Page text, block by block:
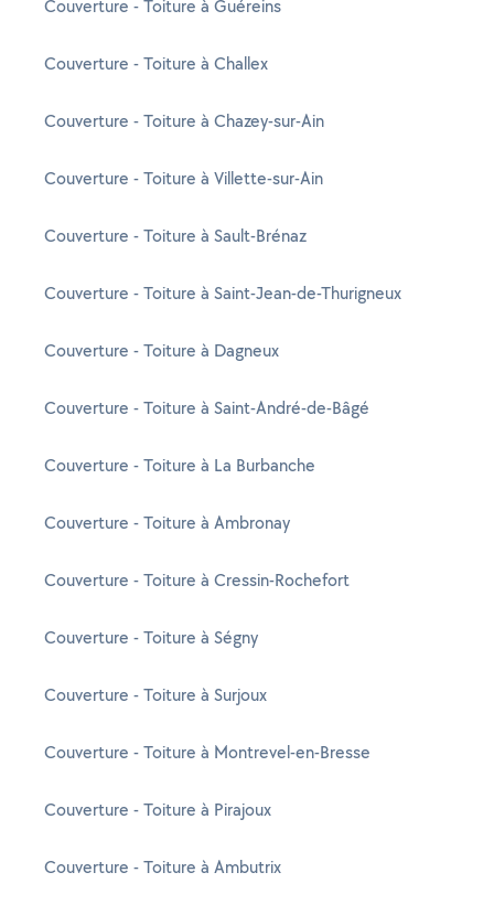
Couverture - Toiture à Guéreins
Couverture - Toiture à Challex
Couverture - Toiture à Chazey-sur-Ain
Couverture - Toiture à Villette-sur-Ain
Couverture - Toiture à Sault-Brénaz
Couverture - Toiture à Saint-Jean-de-Thurigneux
Couverture - Toiture à Dagneux
Couverture - Toiture à Saint-André-de-Bâgé
Couverture - Toiture à La Burbanche
Couverture - Toiture à Ambronay
Couverture - Toiture à Cressin-Rochefort
Couverture - Toiture à Ségny
Couverture - Toiture à Surjoux
Couverture - Toiture à Montrevel-en-Bresse
Couverture - Toiture à Pirajoux
Couverture - Toiture à Ambutrix